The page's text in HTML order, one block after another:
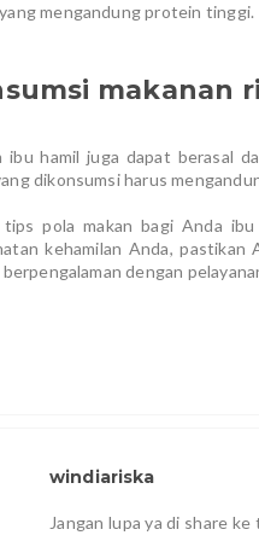
mengandung protein tinggi.
makanan
ibu hamil juga dapat berasal
dikonsumsi harus
pola makan bagi Anda
kehamilan Anda, pastikan
dengan
windiariska
Jangan lupa ya di share